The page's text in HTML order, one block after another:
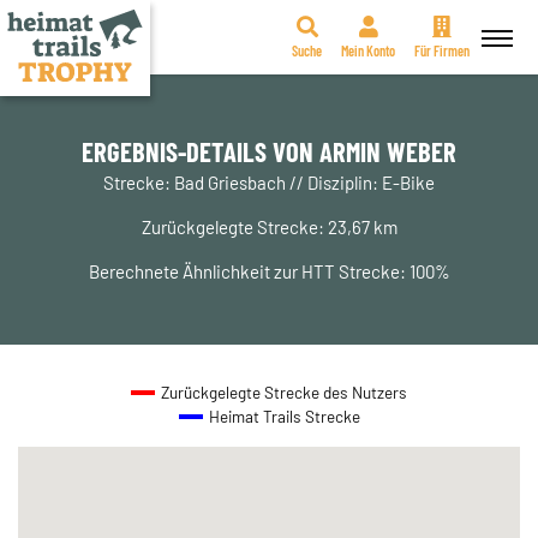
Zum
Suche Mein Konto Für Firmen
ERGEBNIS-DETAILS VON ARMIN WEBER
Strecke: Bad Griesbach // Disziplin: E-Bike
Zurückgelegte Strecke: 23,67 km
Berechnete Ähnlichkeit zur HTT Strecke: 100%
Zurückgelegte Strecke des Nutzers
Heimat Trails Strecke